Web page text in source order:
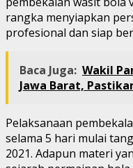
rangka menyiapkan
profesional dan siap
Baca Juga: Wakil
Jawa Barat,
Pelaksanaan
selama 5 hari mulai
2021. Adapun materi